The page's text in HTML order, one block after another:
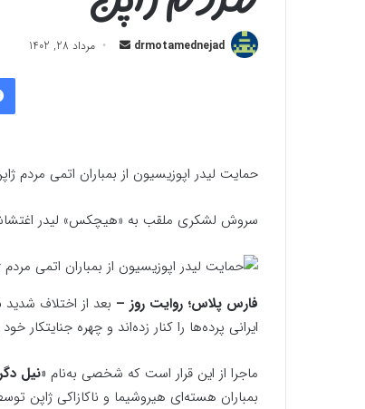
drmotamednejad
ارسال مرداد 28, 1402
حمایت لیدر اپوزیسیون از بمباران اتمی مردم
سروش لشکری ملقب به «هیچکس» لیدر
فارس پلاس؛ روایت روز – بعد از اختلاف
ایرانی پرده‌ها را کنار زده‌اند و چهره جنایتکار
ماجرا از این قرار است که شخصی به‌نام «نیل
بمباران هسته‌ای هیروشیما و ناکازاکی ژاپن